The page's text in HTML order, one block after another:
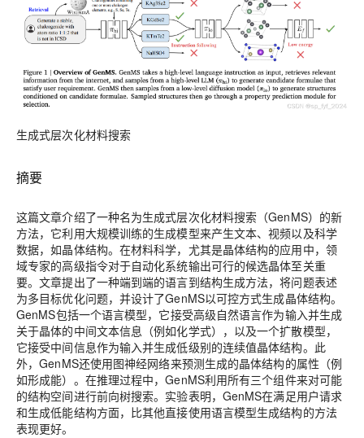
生成式层次化材料搜索
摘要
这篇文章介绍了一种名为生成式层次化材料搜索（GenMS）的新
方法，它利用大规模训练的生成模型来产生文本、视频以及科学
数据，如晶体结构。在材料科学，尤其是晶体结构的应用中，领
域专家的高级指令对于自动化系统输出可行的候选晶体至关重
要。文章提出了一种端到端的语言到结构生成方法，将问题表述
为多目标优化问题，并设计了GenMS以可控方式生成晶体结构。
GenMS包括一个语言模型，它接受高级自然语言作为输入并生成
关于晶体的中间文本信息（例如化学式），以及一个扩散模型，
它接受中间信息作为输入并生成低级别的连续值晶体结构。此
外，GenMS还使用图神经网络来预测生成的晶体结构的属性（例
如形成能）。在推理过程中，GenMS利用所有三个组件来对可能
的结构空间进行前向树搜索。实验表明，GenMS在满足用户请求
和生成低能结构方面，比其他直接使用语言模型生成结构的方法
表现更好。